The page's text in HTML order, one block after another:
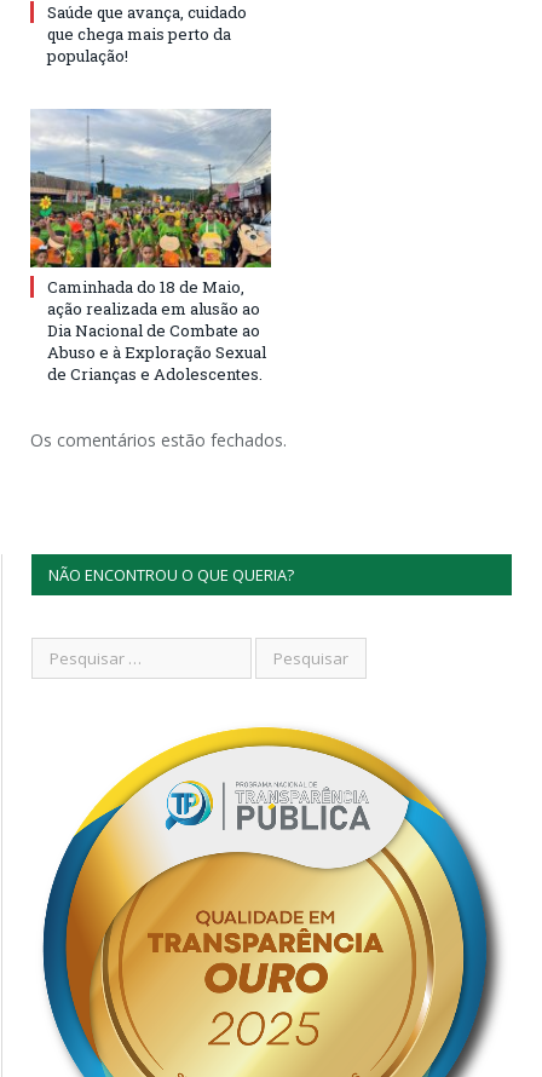
Saúde que avança, cuidado
que chega mais perto da
população!
Caminhada do 18 de Maio,
ação realizada em alusão ao
Dia Nacional de Combate ao
Abuso e à Exploração Sexual
de Crianças e Adolescentes.
Os comentários estão fechados.
NÃO ENCONTROU O QUE QUERIA?